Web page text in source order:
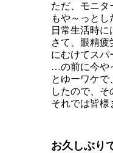
ただ、モニタ
もや～っとし
日常生活時
さて、眼精
にむけてスパ
…の前に今や
とゆーワケ
したので、
それでは皆様
お久しぶり